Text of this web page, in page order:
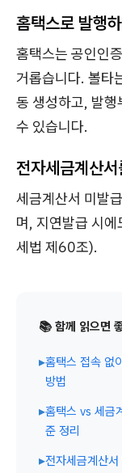
홈택스로 발행
홈택스는 공인인
거롭습니다. 볼타
동 생성하고, 발
수 있습니다.
전자세금계산
세금계산서 미발
며, 지연발급 시
세법 제60조).
📚 함께 읽으면
▸홈택스 접속 없
방법
▸홈택스 vs 세금
준 정리
▸전자세금계산